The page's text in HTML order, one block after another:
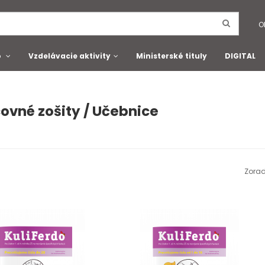
Vzdelávacie aktivity Ministerské tituly DIGITAL
zošity / Učebnice